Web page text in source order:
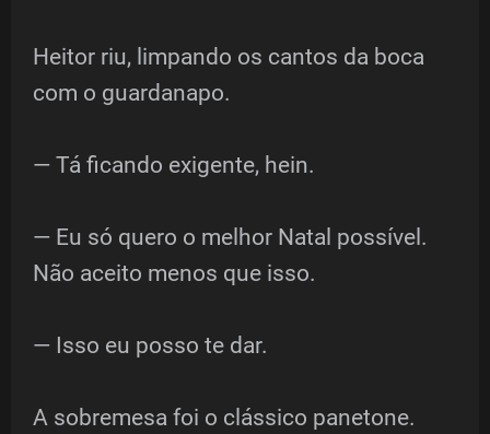
Heitor riu, limpando os cantos da boca
com o guardanapo.
— Tá ficando exigente, hein.
— Eu só quero o melhor Natal possível.
Não aceito menos que isso.
— Isso eu posso te dar.
A sobremesa foi o clássico panetone.